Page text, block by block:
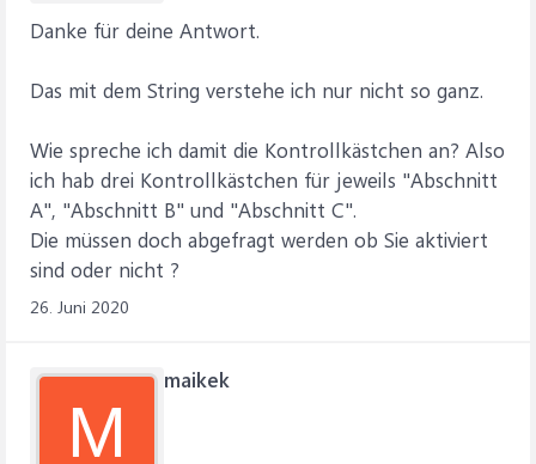
Danke für deine Antwort.
Das mit dem String verstehe ich nur nicht so ganz.
Wie spreche ich damit die Kontrollkästchen an? Also
ich hab drei Kontrollkästchen für jeweils "Abschnitt
A", "Abschnitt B" und "Abschnitt C".
Die müssen doch abgefragt werden ob Sie aktiviert
sind oder nicht ?
26. Juni 2020
M
maikek